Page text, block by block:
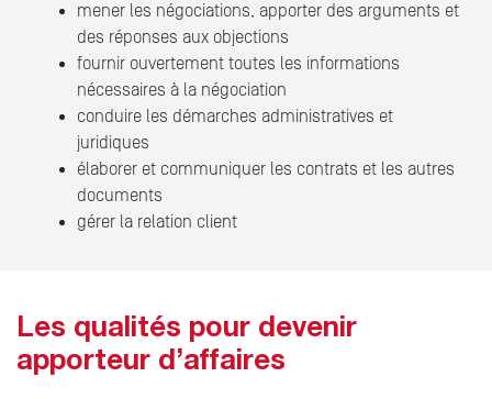
mener les négociations, apporter des arguments et
des réponses aux objections
fournir ouvertement toutes les informations
nécessaires à la négociation
conduire les démarches administratives et
juridiques
élaborer et communiquer les contrats et les autres
documents
gérer la relation client
Les qualités pour devenir
apporteur d’affaires